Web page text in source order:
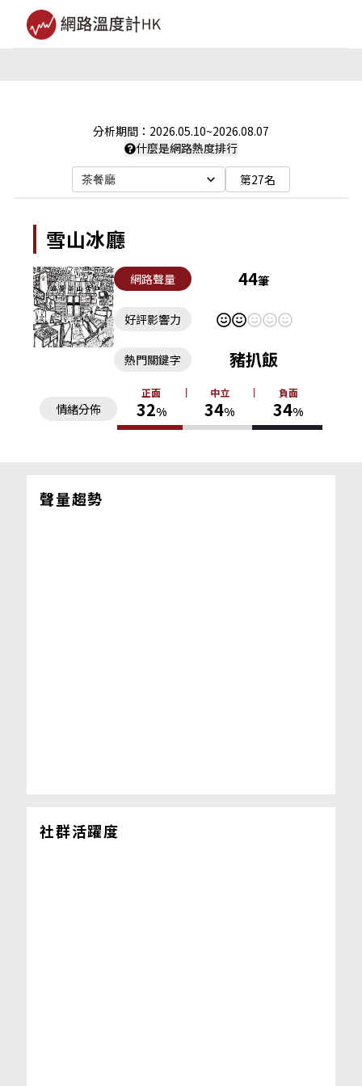
分析期間： 2026.05.10~2026.08.07
什麼是網路熱度排行
茶餐廳 第27名
雪山冰廳
網路聲量 44筆
好評影響力
情緒分佈
正面
32%
中立
34%
負面
34%
熱門關鍵字 豬扒飯
聲量趨勢
社群活躍度